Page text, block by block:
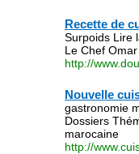
Recette de
Surpoids Lire
Le Chef
http://
Nouvelle
gastronomie
Dossiers
marocaine
http://